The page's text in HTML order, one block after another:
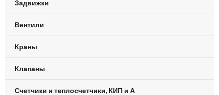
Задвижки
Вентили
Краны
Клапаны
Счетчики и теплосчетчики, КИП и А